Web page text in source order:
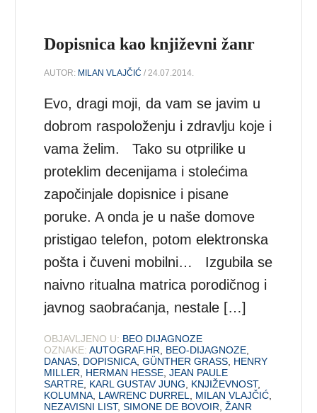
Dopisnica kao književni žanr
AUTOR: MILAN VLAJČIĆ / 24.07.2014.
Evo, dragi moji, da vam se javim u
dobrom raspoloženju i zdravlju koje i
vama želim. Tako su otprilike u
proteklim decenijama i stolećima
započinjale dopisnice i pisane
poruke. A onda je u naše domove
pristigao telefon, potom elektronska
pošta i čuveni mobilni… Izgubila se
naivno ritualna matrica porodičnog i
javnog saobraćanja, nestale […]
OBJAVLJENO U: BEO DIJAGNOZE
OZNAKE: AUTOGRAF.HR BEO-DIJAGNOZE
DANAS DOPISNICA ,GÜNTHER GRASS HENRY
MILLER
HERMAN HESSE ,JEAN PAULE
SARTRE KARL GUSTAV JUNG KNJIŽEVNOST,
KOLUMNA LAWRENC DURREL MILAN VLAJČIĆ
NEZAVISNI LIST,SIMONE DE BOVOIR ,ŽANR